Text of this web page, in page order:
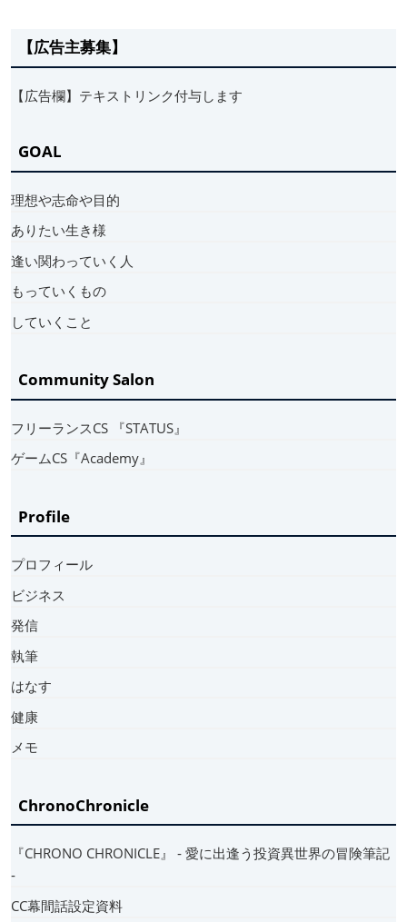
【広告主募集】
【広告欄】テキストリンク付与します
GOAL
理想や志命や目的
ありたい生き様
逢い関わっていく人
もっていくもの
していくこと
Community Salon
フリーランスCS 『STATUS』
ゲームCS『Academy』
Profile
プロフィール
ビジネス
発信
執筆
はなす
健康
メモ
ChronoChronicle
『CHRONO CHRONICLE』 ‐ 愛に出逢う投資異世界の冒険筆記
‐
CC幕間話設定資料